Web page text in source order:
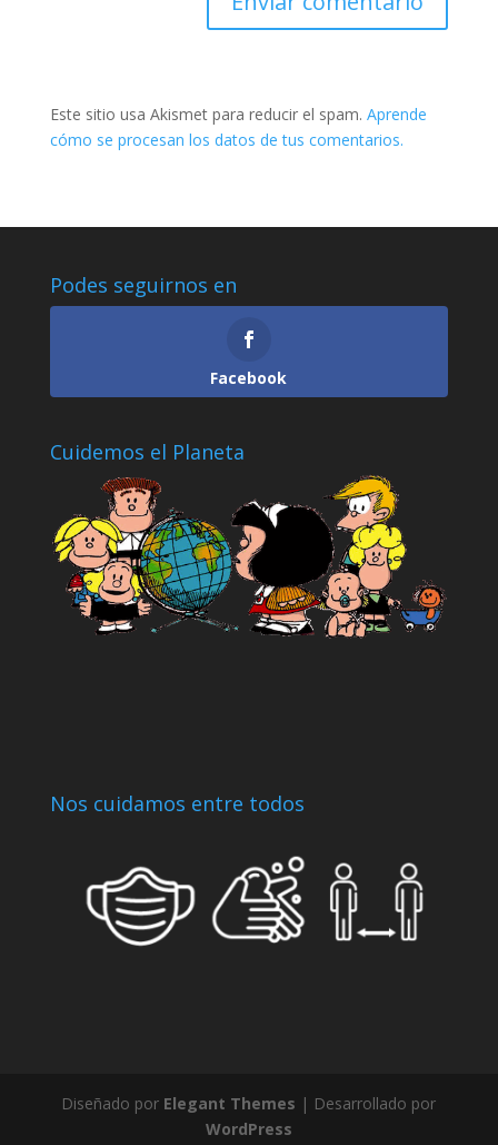
Este sitio usa Akismet para reducir el spam. Aprende
cómo se procesan los datos de tus comentarios.
Podes seguirnos en
Facebook
Cuidemos el Planeta
Nos cuidamos entre todos
Diseñado por Elegant Themes | Desarrollado por
WordPress